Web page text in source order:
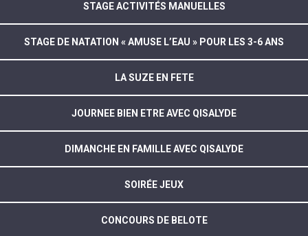
STAGE ACTIVITÉS MANUELLES
STAGE DE NATATION « AMUSE L’EAU » POUR LES 3-6 ANS
LA SUZE EN FETE
JOURNEE BIEN ETRE AVEC QISALYDE
DIMANCHE EN FAMILLE AVEC QISALYDE
SOIRÉE JEUX
CONCOURS DE BELOTE